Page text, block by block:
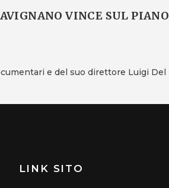
VINCE SUL PIANO
e del suo direttore Luigi Del
LINK SITO